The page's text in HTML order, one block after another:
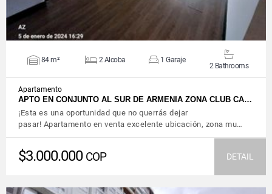
84 m² 2 Alcoba 1 Garaje
2 Bathrooms
Apartamento
APTO EN CONJUNTO AL SUR DE ARMENIA ZONA CLUB CA…
¡Esta es una oportunidad que no querrás dejar
pasar! Apartamento en venta excelente ubicación, zona mu…
$3.000.000 COP DETAIL